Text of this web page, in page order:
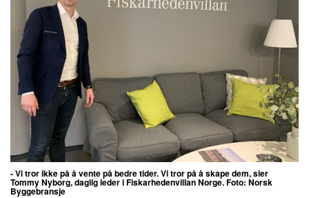
- Vi tror ikke på å vente på bedre tider. Vi tror på å skape dem, sier
Tommy Nyborg, daglig leder i Fiskarhedenvillan Norge.Foto: Norsk
Byggebransje